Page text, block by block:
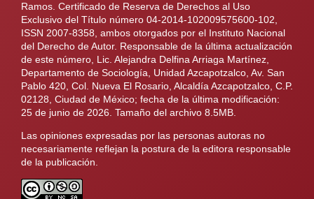
Ramos. Certificado de Reserva de Derechos al Uso
Exclusivo del Título número 04-2014-102009575600-102,
ISSN 2007-8358, ambos otorgados por el Instituto Nacional
del Derecho de Autor. Responsable de la última actualización
de este número, Lic. Alejandra Delfina Arriaga Martínez,
Departamento de Sociología, Unidad Azcapotzalco, Av. San
Pablo 420, Col. Nueva El Rosario, Alcaldía Azcapotzalco, C.P.
02128, Ciudad de México; fecha de la última modificación:
25 de junio de 2026. Tamaño del archivo 8.5MB.
Las opiniones expresadas por las personas autoras no
necesariamente reflejan la postura de la editora responsable
de la publicación.